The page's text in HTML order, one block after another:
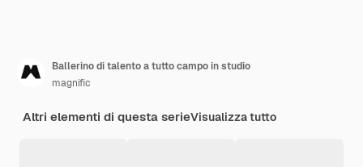
Ballerino di talento a tutto campo in studio
magnific
Altri elementi di questa serieVisualizza tutto